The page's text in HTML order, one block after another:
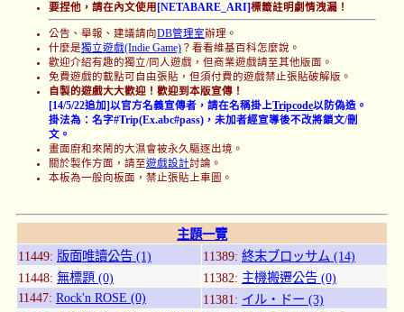
要捏他，請在內文使用 [NETABARE_ARI]標籤註明劇情洩漏！
公告、舉報、建議請向 DB管理室辦理。
什麼是獨立遊戲(Indie Game) ？看看維基百科怎麼說。
歡迎介紹有趣的獨立/同人遊戲，但商業遊戲請至其他版面。
免費遊戲的載點可自由張貼，但須付費的遊戲禁止張貼破解版。
自製的遊戲大大歡迎！歡迎到本版宣傳！
[14/5/22追加]以官方名義宣傳者，請在名稱掛上Tripcode以防偽造。
掛法為：名字#Trip(Ex.abc#pass)，未加者經宣導後不改將鎖文/刪
文。
畫面廚和來鬧的大濕會被永久驅逐出境。
關於製作方面，請至遊戲設計討論。
本板為一般向板面，禁止張貼上車圖。
主題一覽
11449: 版面唯讀公告 (1) 11389: 終末ブロッサム (14)
11448: 無標題 (0) 11382: 主機搬遷公告 (0)
11447: Rock'n ROSE (0) 11381: イル・ドー (3)